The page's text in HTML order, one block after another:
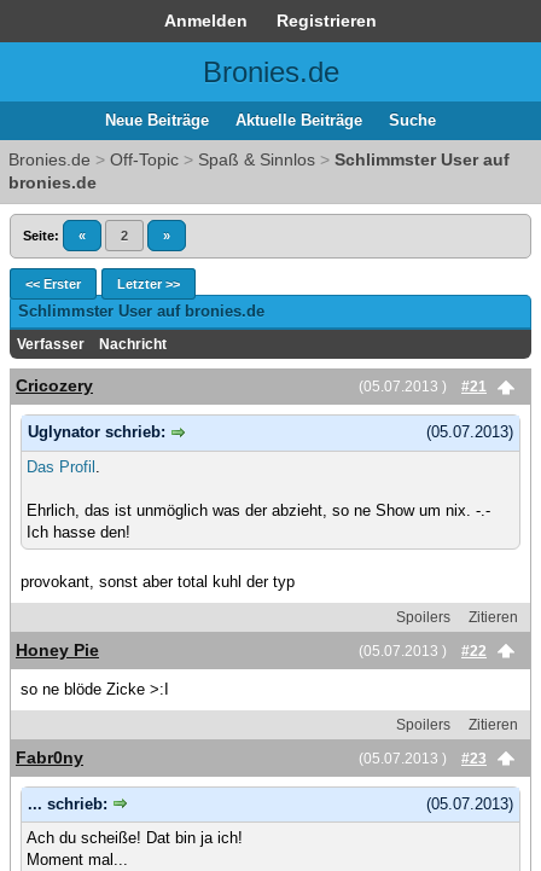
Anmelden Registrieren
Bronies.de
Neue Beiträge Aktuelle Beiträge Suche
Bronies.de > Off-Topic > Spaß & Sinnlos > Schlimmster User auf
bronies.de
Seite: « 2 »
<< Erster Letzter >>
Schlimmster User auf bronies.de
Verfasser Nachricht
(05.07.2013 ) #21
Cricozery
(05.07.2013)
Uglynator schrieb:
Das Profil
Ehrlich, das ist unmöglich was der abzieht, so ne Show um nix. -.-
Ich hasse den!
provokant, sonst aber total kuhl der typ
Spoilers
Zitieren
(05.07.2013 )
#22
Honey Pie
so ne blöde Zicke >:I
Spoilers
Zitieren
(05.07.2013 )
#23
Fabr0ny
(05.07.2013)
... schrieb:
Ach du scheiße! Dat bin ja ich!
Moment mal...